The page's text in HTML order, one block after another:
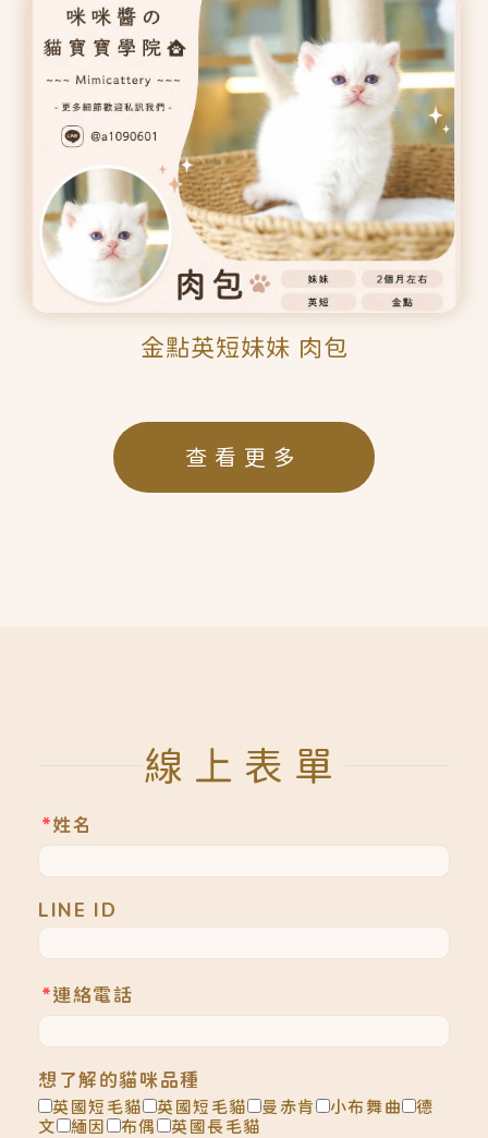
金點英短妹妹 肉包
查看更多
線上表單
*姓名
LINE ID
*連絡電話
想了解的貓咪品種
英國短毛貓 英國短毛貓 曼赤肯 小布舞曲
德
文
緬因 布偶 英國長毛貓